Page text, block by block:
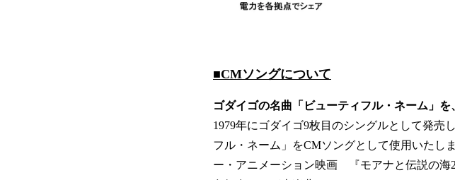
■CMソングについて
ゴダイゴの名曲「ビューティフル・ネーム」
1979年にゴダイゴ9枚目のシングルとして発売
フル・ネーム」をCMソングとして使用いたし
ー・アニメーション映画 『モアナと伝説の海